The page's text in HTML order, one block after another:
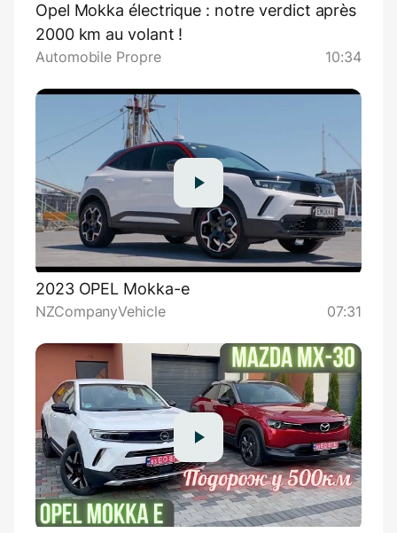
Opel Mokka électrique : notre verdict après
2000 km au volant !
Automobile Propre 10:34
2023 OPEL Mokka-e
NZCompanyVehicle 07:31